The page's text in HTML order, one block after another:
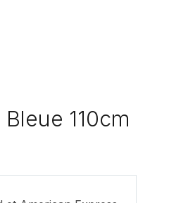
110cm